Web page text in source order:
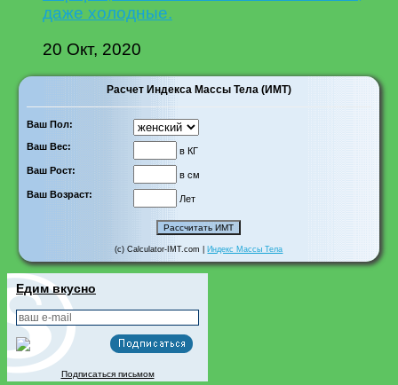
даже холодные.
20 Окт, 2020
Расчет Индекса Массы Тела (ИМТ)
Ваш Пол:
Ваш Вес:
в КГ
Ваш Рост:
в см
Ваш Возраст:
Лет
(c) Calculator-IMT.com | Индекс Массы Тела
Едим вкусно
Подписаться письмом